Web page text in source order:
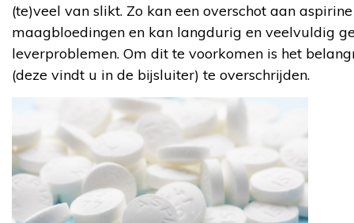
(te)veel van slikt. Zo kan een overschot aan
maagbloedingen en kan langdurig en veelvuldig
leverproblemen. Om dit te voorkomen is het
(deze vindt u in de bijsluiter) te overschrijden.